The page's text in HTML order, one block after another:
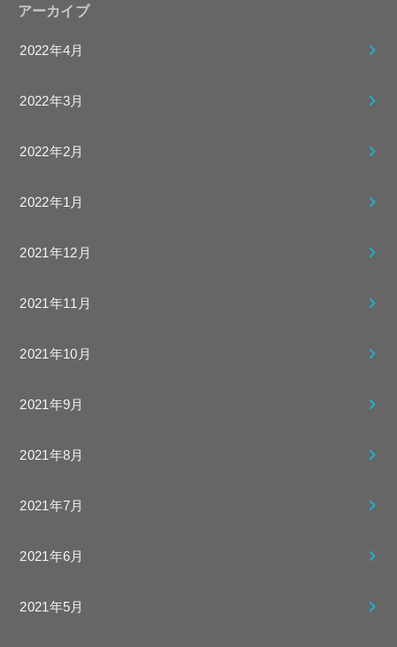
アーカイブ
2022年4月
2022年3月
2022年2月
2022年1月
2021年12月
2021年11月
2021年10月
2021年9月
2021年8月
2021年7月
2021年6月
2021年5月